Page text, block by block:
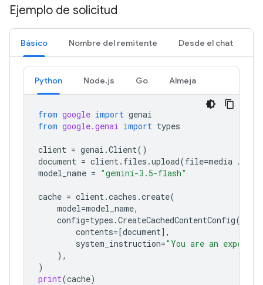
Ejemplo de solicitud
Básico Nombre del remitente Desde el chat
Python Node.js Go Almeja
from google import genai
from google.genai import types
client = genai .Client()
document = client. files .upload(file=media /
model_name = "gemini-3.5-flash"
cache = client.caches .create(
model=model_name,
config=types .CreateCachedContentConfig(
contents=[document],
system_instruction="You are an expert
),
)
print(cache)